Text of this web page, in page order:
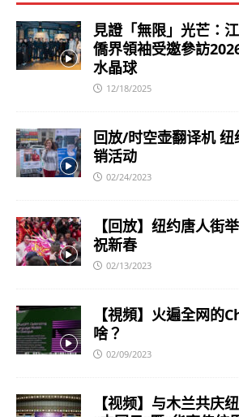
見證「無限」光芒：
僑界領袖受邀參訪
水晶球
12/18/2025
回放/时空壶翻译机 纽
销活动
02/24/2023
【回放】纽约唐人街
祝新春
02/13/2023
【視頻】火遍全网的
啥？
02/09/2023
【视频】与木兰共庆